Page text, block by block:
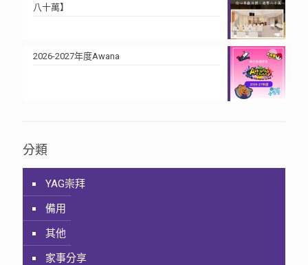
八十萬】
2026-2027年度Awana
分類
YAG崇拜
備用
其他
家事分享